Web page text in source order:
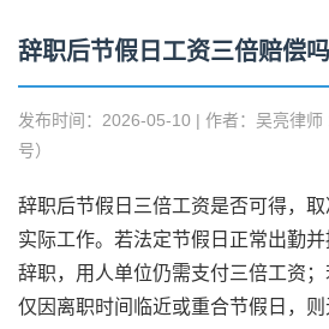
辞职后节假日工资三倍赔偿吗
发布时间：2026-05-10 | 作者：吴亮律
号）
辞职后节假日三倍工资是否可得，
实际工作。若法定节假日正常出勤
辞职，用人单位仍需支付三倍工资；
仅因离职时间临近或重合节假日，则